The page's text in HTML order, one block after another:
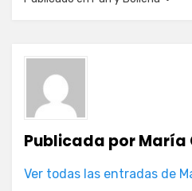
Publicada porMaría
Ver todas las entradas de